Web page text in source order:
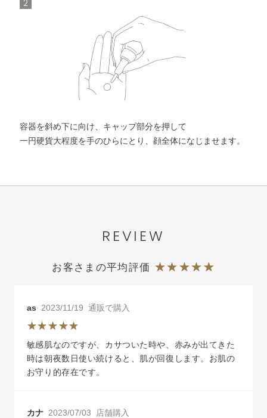
2
容器を斜め下に向け、キャップ部分を押して
一円硬貨大程度を手のひらにとり、顔全体になじませます。
REVIEW
お客さまの平均評価
as 2023/11/19 通販で購入
敏感肌なのですが、カサついた時や、赤みが出てきた
時は朝夜数日使い続けると、肌が回復します。お肌の
お守り的存在です。
カナ2023/07/03 店舗購入